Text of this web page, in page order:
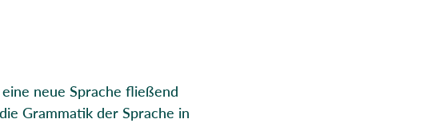
neue Sprache fließend
Grammatik der Sprache in